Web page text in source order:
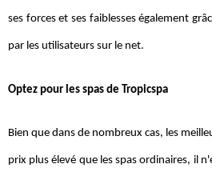
ses forces et ses faiblesses également
par les utilisateurs sur le net.
Optez pour les spas de Tropicspa
Bien que dans de nombreux cas, les
prix plus élevé que les spas ordinaires, il